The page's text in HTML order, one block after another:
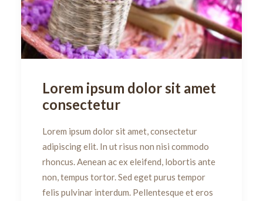
Lorem ipsum dolor sit amet
consectetur
Lorem ipsum dolor sit amet, consectetur
adipiscing elit. In ut risus non nisi commodo
rhoncus. Aenean ac ex eleifend, lobortis ante
non, tempus tortor. Sed eget purus tempor
felis pulvinar interdum. Pellentesque et eros